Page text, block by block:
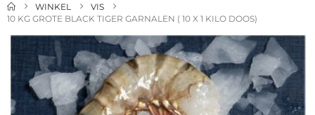
WINKEL
VIS
10 KG GROTE BLACK TIGER GARNALEN ( 10 X 1 KILO DOOS)